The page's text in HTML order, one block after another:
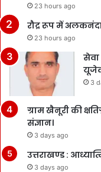
23 hours ago
रौद्र रूप में
23 hours ago
सेवा
3
ग्राम खैनूरी की
संज्ञान।
3 days ago
उत्तराखण्ड :
3 days ago